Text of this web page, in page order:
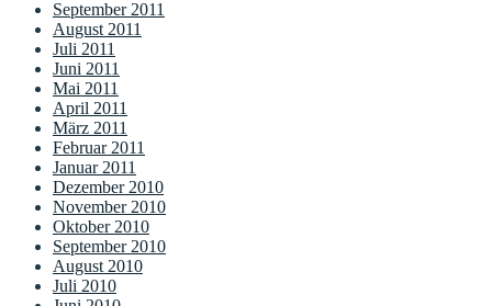
September 2011
August 2011
Juli 2011
Juni 2011
Mai 2011
April 2011
März 2011
Februar 2011
Januar 2011
Dezember 2010
November 2010
Oktober 2010
September 2010
August 2010
Juli 2010